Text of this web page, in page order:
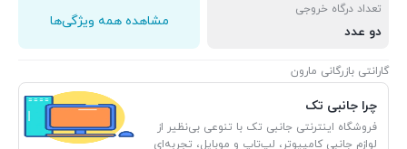
تعداد درگاه خروجی
دو عدد
مشاهده همه ویژگی‌ها
گارانتی بازرگانی مارون
چرا جانبی تک
فروشگاه اینترنتی جانبی تک با تنوعی بی‌نظیر از
لوازم جانبی کامپیوتر، لپ‌تاپ و موبایل، تجربه‌ای